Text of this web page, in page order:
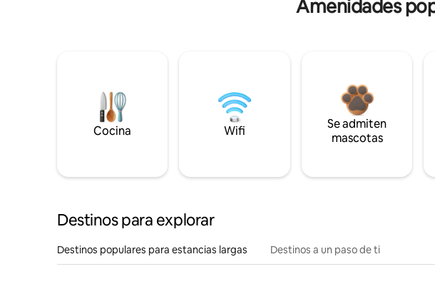
Amenidades
Cocina Wifi
Se admiten
mascotas
Destinos para explorar
Destinos populares para estancias largas Destinos a un paso de ti